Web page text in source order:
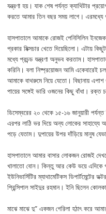
যন্ত্রণা হয়। যাক শেষ পর্যন্ত ক্যাথিটার
করতে আমার তিন বছর সময় লাগে। এরমধ্যে
হাসপাতালে আমাকে রোজই পেনিসিলিন
প্রকার মিক্সচার খেতে দিয়েছিলো। এটায়
মধ্যে প্রচন্ড যন্ত্রণা অনুভব করতাম।
করিনি। বলা নিষ্প্রয়োজন আমি একেবারেই
আমাকে বাথরুমে নিয়ে যেতো। বিছানায়
পায়ের সঙ্গেই ভারি ওজনের কিছু বাঁধা।
ডিসেম্বরের ২০ থেকে ১৫-১৬ জানুয়ারী পর্যন্ত
এরপর লাঠি ভর দিয়ে অন্য লোকের
পড়ে যেতাম। দুপায়ের উপর দাঁড়িয়ে মানুষ
হাসপাতালে আমার বাসার লোকজন রোজই
খালাতো বোন। কিন্তু আর কেউ ভয়ে এদিকে
ইউনিভার্সিটির ম্যাথামেটিকস
প্রিন্সিপাল সাইদুর রহমান। ইনি ছিলেন
মাঝে মাঝে দু” একজন গেরিলা হঠাৎ করে